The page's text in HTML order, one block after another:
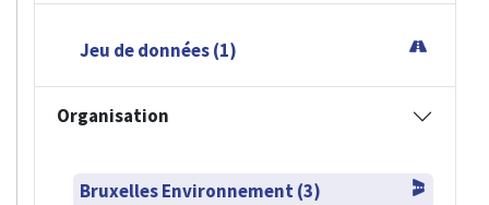
Jeu de données (1)
Organisation
Bruxelles Environnement (3)